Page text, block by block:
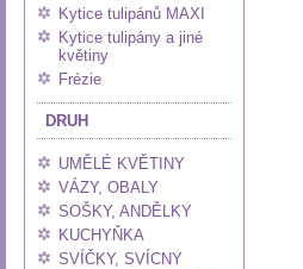
Kytice tulipánů MAXI
Kytice tulipány a jiné
květiny
Frézie
DRUH
UMĚLÉ KVĚTINY
VÁZY, OBALY
SOŠKY, ANDĚLKY
KUCHYŇKA
SVÍČKY, SVÍCNY